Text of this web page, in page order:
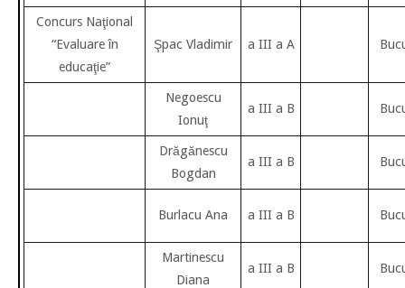
Concurs Naţional
“Evaluare în
educaţie”
Şpac Vladimir a III a A
Negoescu
Ionuţ
a III a B
Drăgănescu
Bogdan
a III a B
Burlacu Ana a III a B
Martinescu
Diana
a III a B